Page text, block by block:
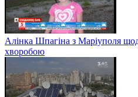
Алінка Шпагіна з Маріуполя
хворобою